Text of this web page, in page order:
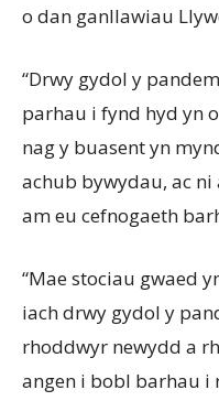
o dan ganllawiau
“Drwy gydol y
parhau i fynd hyd yn
nag y buasent yn
achub bywydau, ac
am eu cefnogaeth
“Mae stociau gwaed
iach drwy gydol y
rhoddwyr newydd a
angen i bobl barhau i